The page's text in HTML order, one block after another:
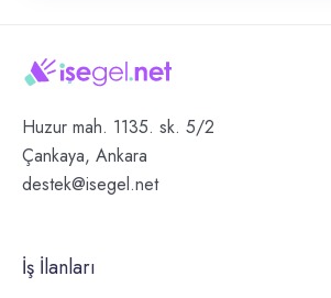
Huzur mah. 1135. sk. 5/2
Çankaya, Ankara
destek@isegel.net
İş İlanları